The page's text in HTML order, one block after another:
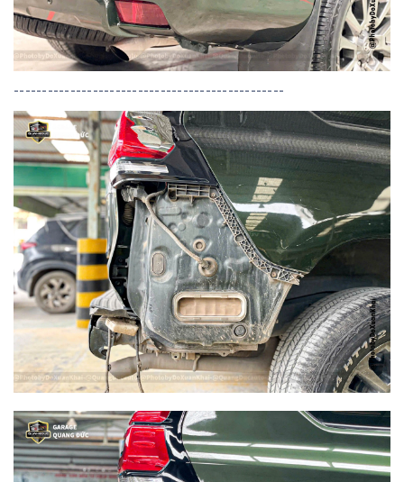
------------------------------------------------